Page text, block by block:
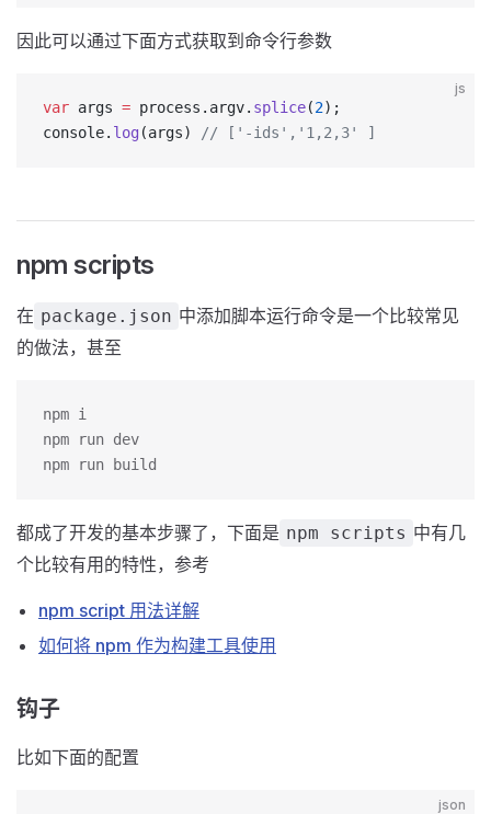
因此可以通过下面方式获取到命令行参数
js
var args = process.argv. splice(2);
console. log (args) // ['-ids','1,2,3' ]
npm scripts
在 package.json 中添加脚本运行命令是一个比较常见
的做法，甚至
npm i
npm run dev
npm run build
都成了开发的基本步骤了，下面是 npm scripts 中有几
个比较有用的特性，参考
npm script 用法详解
如何将 npm 作为构建工具使用
钩子
比如下面的配置
json